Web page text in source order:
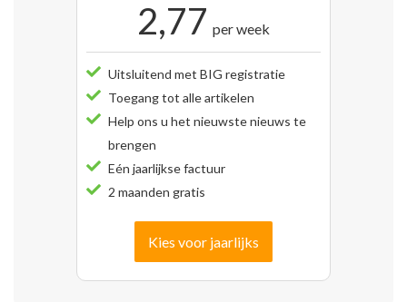
2,77 per week
Uitsluitend met BIG registratie
Toegang tot alle artikelen
Help ons u het nieuwste nieuws te
brengen
Eén jaarlijkse factuur
2 maanden gratis
Kies voor jaarlijks